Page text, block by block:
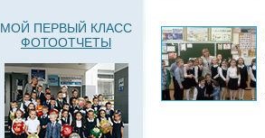
МОЙ ПЕРВЫЙ КЛАСС
ФОТООТЧЕТЫ